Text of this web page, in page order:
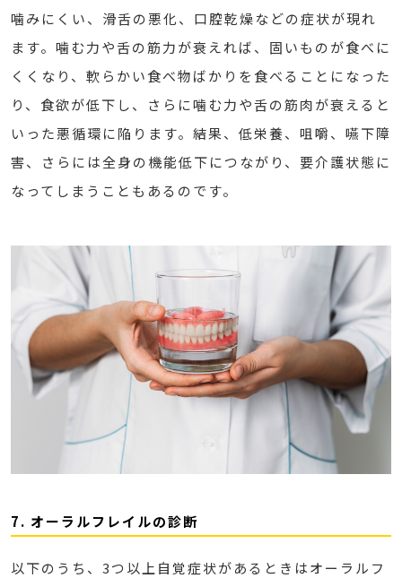
噛みにくい、滑舌の悪化、口腔乾燥などの症状が現れ
ます。噛む力や舌の筋力が衰えれば、固いものが食べに
くくなり、軟らかい食べ物ばかりを食べることになった
り、食欲が低下し、さらに噛む力や舌の筋肉が衰えると
いった悪循環に陥ります。結果、低栄養、咀嚼、嚥下障
害、さらには全身の機能低下につながり、要介護状態に
なってしまうこともあるのです。
7. オーラルフレイルの診断
以下のうち、3つ以上自覚症状があるときはオーラルフ